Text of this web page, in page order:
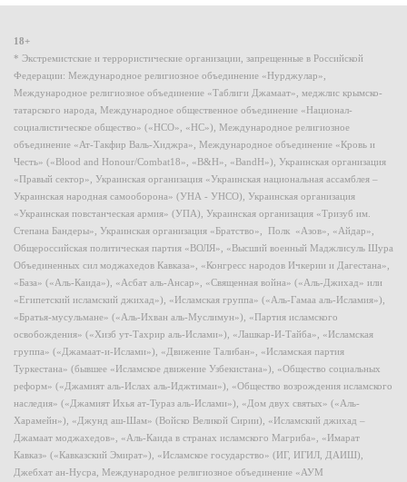
18+
* Экстремистские и террористические организации, запрещенные в Российской
Федерации: Международное религиозное объединение «Нурджулар»,
Международное религиозное объединение «Таблиги Джамаат», меджлис крымско-
татарского народа, Международное общественное объединение «Национал-
социалистическое общество» («НСО», «НС»), Международное религиозное
объединение «Ат-Такфир Валь-Хиджра», Международное объединение «Кровь и
Честь» («Blood and Honour/Combat18», «B&H», «BandH»), Украинская организация
«Правый сектор», Украинская организация «Украинская национальная ассамблея –
Украинская народная самооборона» (УНА - УНСО), Украинская организация
«Украинская повстанческая армия» (УПА), Украинская организация «Тризуб им.
Степана Бандеры», Украинская организация «Братство», Полк «Азов», «Айдар»,
Общероссийская политическая партия «ВОЛЯ», «Высший военный Маджлисуль Шура
Объединенных сил моджахедов Кавказа», «Конгресс народов Ичкерии и Дагестана»,
«База» («Аль-Каида»), «Асбат аль-Ансар», «Священная война» («Аль-Джихад» или
«Египетский исламский джихад»), «Исламская группа» («Аль-Гамаа аль-Исламия»),
«Братья-мусульмане» («Аль-Ихван аль-Муслимун»), «Партия исламского
освобождения» («Хизб ут-Тахрир аль-Ислами»), «Лашкар-И-Тайба», «Исламская
группа» («Джамаат-и-Ислами»), «Движение Талибан», «Исламская партия
Туркестана» (бывшее «Исламское движение Узбекистана»), «Общество социальных
реформ» («Джамият аль-Ислах аль-Иджтимаи»), «Общество возрождения исламского
наследия» («Джамият Ихья ат-Тураз аль-Ислами»), «Дом двух святых» («Аль-
Харамейн»), «Джунд аш-Шам» (Войско Великой Сирии), «Исламский джихад –
Джамаат моджахедов», «Аль-Каида в странах исламского Магриба», «Имарат
Кавказ» («Кавказский Эмират»), «Исламское государство» (ИГ, ИГИЛ, ДАИШ),
Джебхат ан-Нусра, Международное религиозное объединение «АУМ